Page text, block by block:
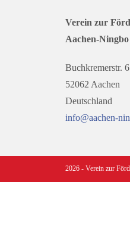
Verein zur
Aachen-Ningbo
Buchkremerstr. 6
52062 Aachen
Deutschland
info@aachen-
2026 - Verein zur